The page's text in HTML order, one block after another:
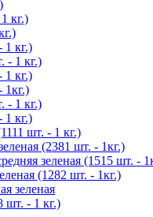
кг.)
кг.)
- 1 кг.)
кг.)
- 1 кг.)
кг.)
шт. - 1 кг.)
(2381 шт. - 1кг.)
зеленая (1515 шт. -
(1282 шт. - 1кг.)
зеленая
шт. - 1 кг.)